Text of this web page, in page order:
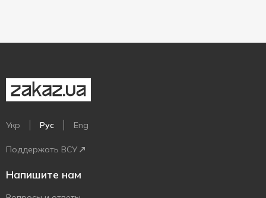
Укр Рус Eng
Поддержать ВСУ
Напишите нам